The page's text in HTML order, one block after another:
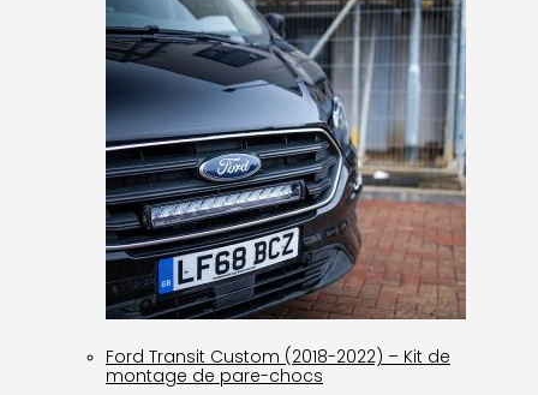
Ford Transit Custom (2018-2022) – Kit de
montage de pare-chocs